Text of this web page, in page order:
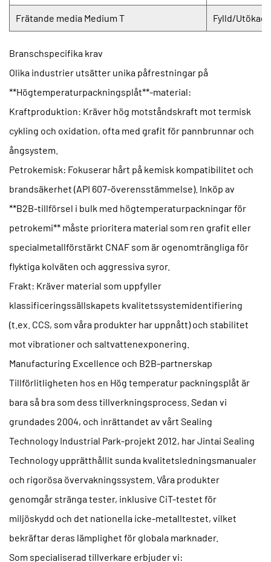
Frätande media Medium T Fylld/Utökad
Branschspecifika krav
Olika industrier utsätter unika påfrestningar på
**Högtemperaturpackningsplåt**-material:
Kraftproduktion: Kräver hög motståndskraft mot termisk
cykling och oxidation, ofta med grafit för pannbrunnar och
ångsystem.
Petrokemisk: Fokuserar hårt på kemisk kompatibilitet och
brandsäkerhet (API 607-överensstämmelse). Inköp av
**B2B-tillförsel i bulk med högtemperaturpackningar för
petrokemi** måste prioritera material som ren grafit eller
specialmetallförstärkt CNAF som är ogenomträngliga för
flyktiga kolväten och aggressiva syror.
Frakt: Kräver material som uppfyller
klassificeringssällskapets kvalitetssystemidentifiering
(t.ex. CCS, som våra produkter har uppnått) och stabilitet
mot vibrationer och saltvattenexponering.
Manufacturing Excellence och B2B-partnerskap
Tillförlitligheten hos en Hög temperatur packningsplåt är
bara så bra som dess tillverkningsprocess. Sedan vi
grundades 2004, och inrättandet av vårt Sealing
Technology Industrial Park-projekt 2012, har Jintai Sealing
Technology upprätthållit sunda kvalitetsledningsmanualer
och rigorösa övervakningssystem. Våra produkter
genomgår stränga tester, inklusive CiT-testet för
miljöskydd och det nationella icke-metalltestet, vilket
bekräftar deras lämplighet för globala marknader.
Som specialiserad tillverkare erbjuder vi: